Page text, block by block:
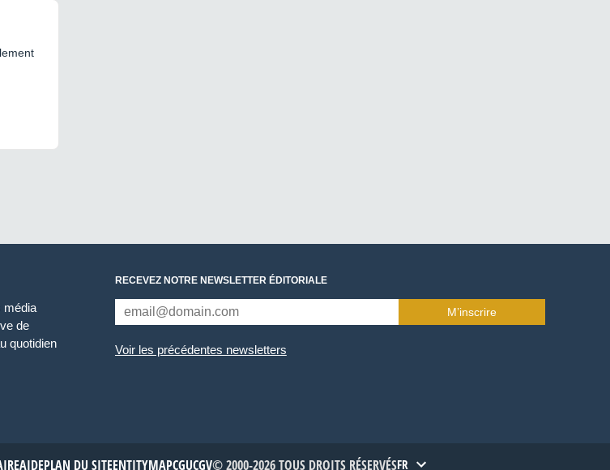
média
de
quotidien
RECEVEZ NOTRE NEWSLETTER ÉDITORIALE
M’inscrire
Voir les précédentes newsletters
AIDEPLAN DU SITEENTITYMAPCGUCGV© 2000-2026 TOUS DROITS RÉSERVÉSFR